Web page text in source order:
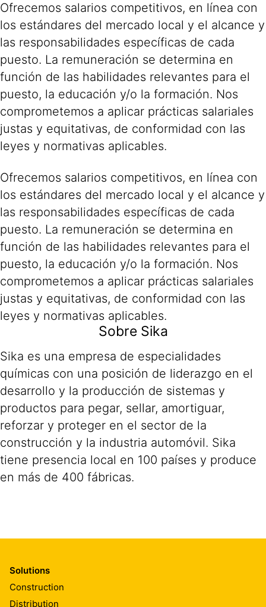
Ofrecemos salarios competitivos, en línea con
los estándares del mercado local y el alcance y
las responsabilidades específicas de cada
puesto. La remuneración se determina en
función de las habilidades relevantes para el
puesto, la educación y/o la formación. Nos
comprometemos a aplicar prácticas salariales
justas y equitativas, de conformidad con las
leyes y normativas aplicables.
Ofrecemos salarios competitivos, en línea con
los estándares del mercado local y el alcance y
las responsabilidades específicas de cada
puesto. La remuneración se determina en
función de las habilidades relevantes para el
puesto, la educación y/o la formación. Nos
comprometemos a aplicar prácticas salariales
justas y equitativas, de conformidad con las
leyes y normativas aplicables.
Sobre Sika
Sika es una empresa de especialidades
químicas con una posición de liderazgo en el
desarrollo y la producción de sistemas y
productos para pegar, sellar, amortiguar,
reforzar y proteger en el sector de la
construcción y la industria automóvil. Sika
tiene presencia local en 100 países y produce
en más de 400 fábricas.
Solutions
Construction
Distribution